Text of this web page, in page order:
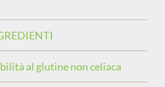
al glutine non celiaca